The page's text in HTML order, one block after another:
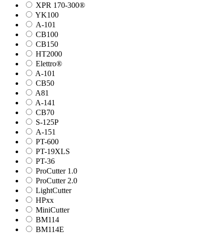
XPR 170-300®
YK100
А-101
СВ100
СВ150
HT2000
Elettro®
A-101
СВ50
A81
A-141
СВ70
S-125P
А-151
PT-600
PT-19XLS
PT-36
ProCutter 1.0
ProCutter 2.0
LightCutter
HPxx
MiniCutter
BM114
BM114E